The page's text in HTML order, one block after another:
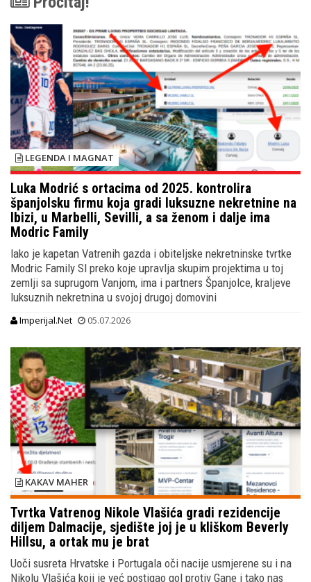
LEGENDA I MAGNAT
Luka Modrić s ortacima od 2025. kontrolira
španjolsku firmu koja gradi luksuzne nekretnine na
Ibizi, u Marbelli, Sevilli, a sa ženom i dalje ima
Modric Family
Iako je kapetan Vatrenih gazda i obiteljske nekretninske tvrtke
Modric Family Sl preko koje upravlja skupim projektima u toj
zemlji sa suprugom Vanjom, ima i partners Španjolce, kraljeve
luksuznih nekretnina u svojoj drugoj domovini
Imperijal.Net 05.07.2026
KAKAV MAHER
Tvrtka Vatrenog Nikole Vlašića gradi rezidencije
diljem Dalmacije, sjedište joj je u kliškom Beverly
Hillsu, a ortak mu je brat
Uoči susreta Hrvatske i Portugala oči nacije usmjerene su i na
Nikolu Vlašića koji je već postigao gol protiv Gane i tako nas